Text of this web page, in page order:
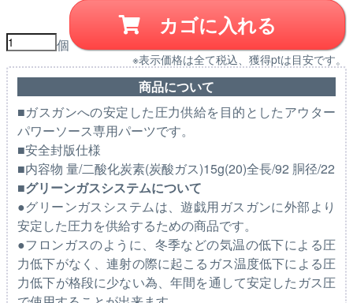
個
カゴに入れる
※表示価格は全て税込、獲得ptは目安です。
商品について
■ガスガンへの安定した圧力供給を目的としたアウター
パワーソース専用パーツです。
■安全封版仕様
■内容物 量/二酸化炭素(炭酸ガス)15g(20)全長/92 胴径/22
■グリーンガスシステムについて
●グリーンガスシステムは、遊戯用ガスガンに外部より
安定した圧力を供給するための商品です。
●フロンガスのように、冬季などの気温の低下による圧
力低下がなく、連射の際に起こるガス温度低下による圧
力低下が格段に少ない為、年間を通して安定したガス圧